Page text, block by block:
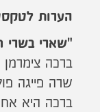
הערות
"שארי בשרי
ברכה
שרה פייגה
ברכה היא